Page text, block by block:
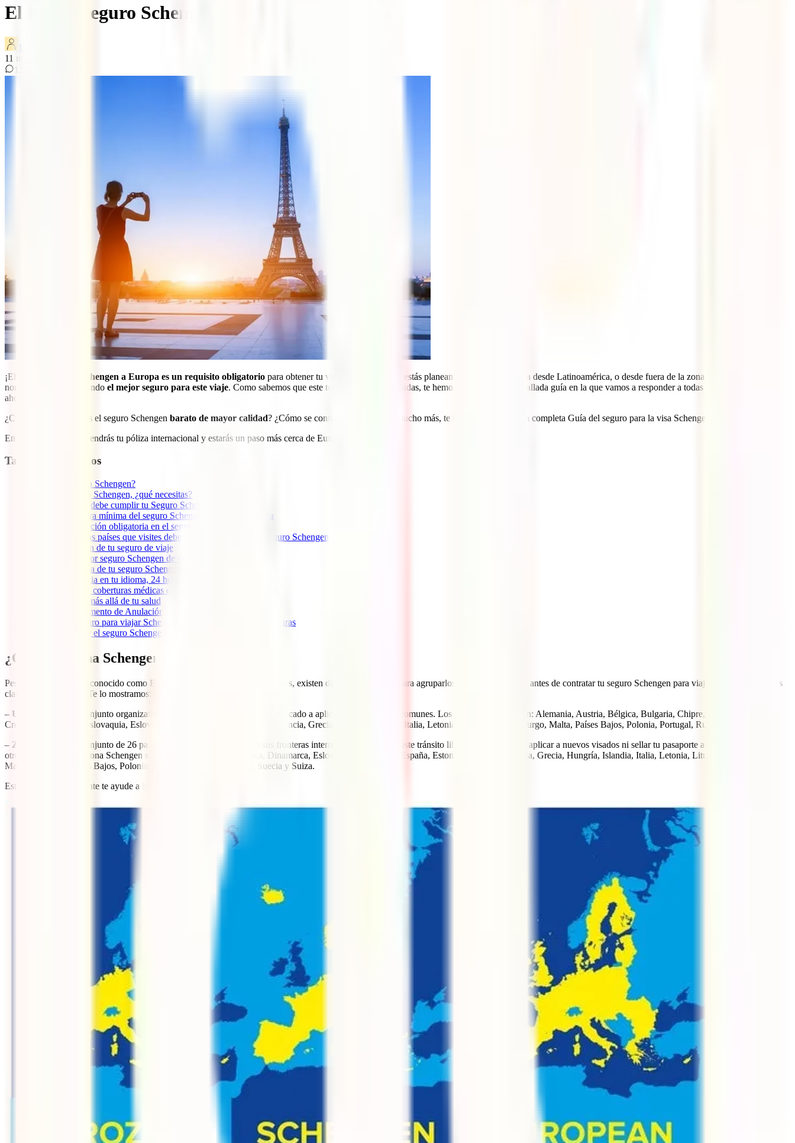
El mejor Seguro Schengen para viajar a Europa
11 minutos de lectura
12
¡El seguro de viaje Schengen a Europa es un requisito obligatorio para obtener tu visado Schengen! Si estás planeando un viaje a Europa desde Latinoamérica, o desde fuera de la zona Schengen, es muy
normal que estés buscando el mejor seguro para este viaje. Como sabemos que este tema suele generar dudas, te hemos preparado esta detallada guía en la que vamos a responder a todas las preguntas que
ahora mismo tienes.
¿Cuánto vale? ¿Cuál es el seguro Schengen barato de mayor calidad? ¿Cómo se contrata? Todo esto y mucho más, te lo detallamos en esta completa Guía del seguro para la visa Schengen – Europa.
En breves minutos ya tendrás tu póliza internacional y estarás un paso más cerca de Europa. ¡Empezamos!
Tabla de contenidos
¿Qué es la zona Schengen?
Viajar a la zona Schengen, ¿qué necesitas?
Requisitos que debe cumplir tu Seguro Schengen de viaje
Cobertura mínima del seguro Schengen de viaje a Europa
Repatriación obligatoria en el seguro Schengen
Todos los países que visites deben estar incluidos en tu seguro Schengen
Duración de tu seguro de viaje
¿Cuál es el mejor seguro Schengen de viaje?
Coberturas extra de tu seguro Schengen
Asistencia en tu idioma, 24 horas y gratuita
Amplias coberturas médicas en un seguro Schengen barato
Mucho más allá de tu salud
Complemento de Anulación de Viaje
Precio del Seguro para viajar Schengen – Barato y Grandes coberturas
Cómo contratar el seguro Schengen
¿Qué es la zona Schengen?
Pese que al continente conocido como Europa está conformado por 50 países, existen diferentes términos para agruparlos. Es importante que antes de contratar tu seguro Schengen para viajar por Europa tengas
claras sus diferencias. Te lo mostramos:
– Unión Europea
: Conjunto organizativo de 27 países, principalmente enfocado a aplicación de políticas comunes. Los países miembros son: Alemania, Austria, Bélgica, Bulgaria, Chipre, República Checa,
Croacia, Dinamarca, Eslovaquia, Eslovenia, España, Estonia, Finlandia, Francia, Grecia, Hungría, Irlanda, Italia, Letonia, Lituania, Luxemburgo, Malta, Países Bajos, Polonia, Portugal, Rumanía y Suecia.
– Zona Schengen
: Conjunto de 26 países europeos que han abolido sus fronteras internas y por los que existe tránsito libre sin necesidad de aplicar a nuevos visados ni sellar tu pasaporte al pasar de un país a
otro. Los países de la zona Schengen son: Alemania, Austria, Bélgica, Dinamarca, Eslovaquia, Eslovenia, España, Estonia, Finlandia, Francia, Grecia, Hungría, Islandia, Italia, Letonia, Lituania, Luxemburgo,
Malta, Noruega, Países Bajos, Polonia, Portugal, República Checa, Suecia y Suiza.
Esta imagen seguramente te ayude a hacerte una idea: